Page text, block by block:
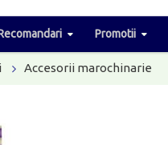
Promotii
Accesorii marochinarie